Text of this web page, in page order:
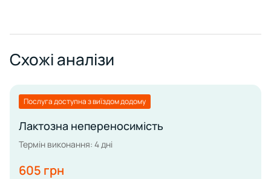
Схожі аналізи
Послуга доступна з виїздом додому
Лактозна непереносимість
Термін виконання: 4 дні
605 грн